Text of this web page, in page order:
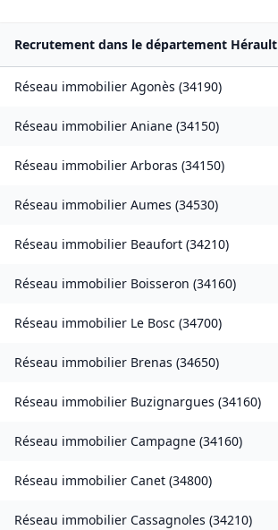
Recrutement dans le département Hérault
Réseau immobilier Agonès (34190)
Réseau immobilier Aniane (34150)
Réseau immobilier Arboras (34150)
Réseau immobilier Aumes (34530)
Réseau immobilier Beaufort (34210)
Réseau immobilier Boisseron (34160)
Réseau immobilier Le Bosc (34700)
Réseau immobilier Brenas (34650)
Réseau immobilier Buzignargues (34160)
Réseau immobilier Campagne (34160)
Réseau immobilier Canet (34800)
Réseau immobilier Cassagnoles (34210)